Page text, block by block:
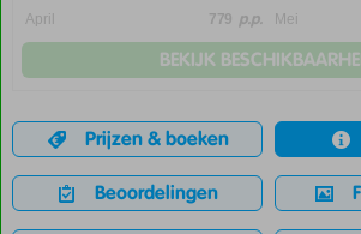
April 779 p.p. Mei
BEKIJK
Prijzen & boeken
Beoordelingen